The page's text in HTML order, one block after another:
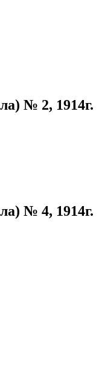
№ 2, 1914г.
№ 4, 1914г.